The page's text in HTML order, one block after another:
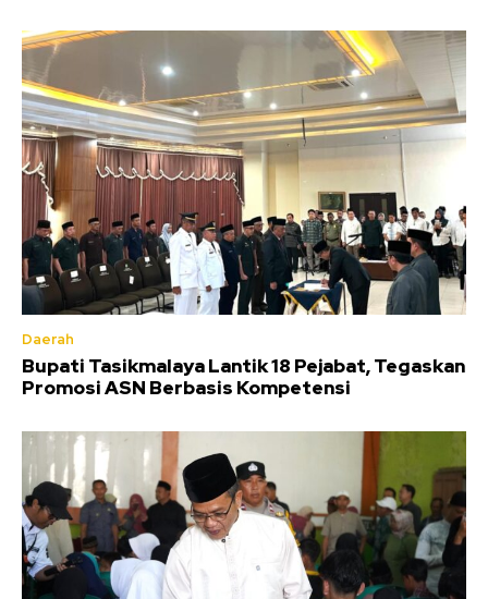
Daerah
Bupati Tasikmalaya Lantik 18 Pejabat, Tegaskan
Promosi ASN Berbasis Kompetensi